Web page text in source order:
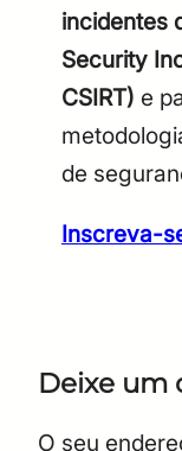
incidentes
Security
CSIRT) e
de
Inscreva-
Deixe um
O seu